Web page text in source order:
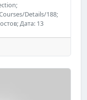
Details/188;
Дата: 13
Следете за
на